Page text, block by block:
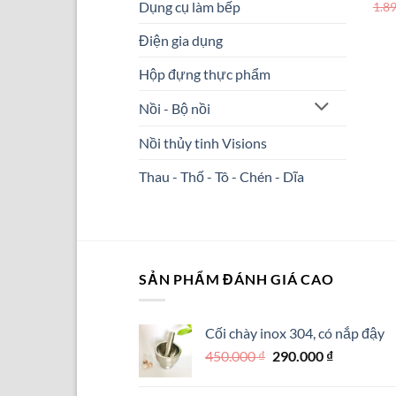
Dụng cụ làm bếp
Điện gia dụng
Hộp đựng thực phẩm
Nồi - Bộ nồi
Nồi thủy tinh Visions
Thau - Thố - Tô - Chén - Dĩa
SẢN PHẨM ĐÁNH GIÁ CAO
Cối chày inox 304, có nắp đậy
450.000₫ Giá
290.000 ₫Giá